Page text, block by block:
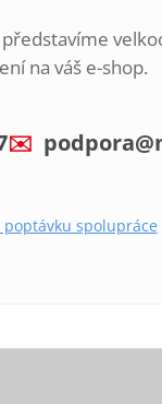
na váš e-shop.
✉️
poptávku spolupráce